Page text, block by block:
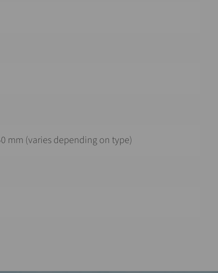
mm (varies depending on type)